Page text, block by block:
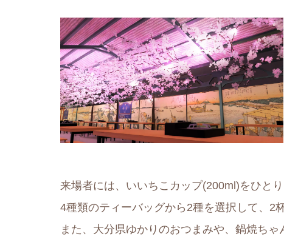
来場者には、いいちこカップ(200ml)をひとり
4種類のティーバッグから2種を選択して、2
また、大分県ゆかりのおつまみや、鍋焼ちゃ